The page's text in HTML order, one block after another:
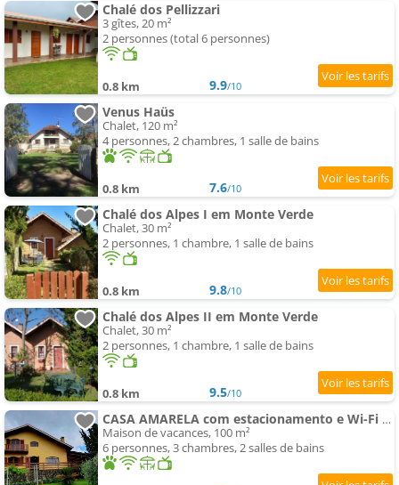
Chalé dos Pellizzari
3 gîtes, 20 m²
2 personnes (total 6 personnes)
0.8 km 9.9/10
Venus Haüs
Chalet, 120 m²
4 personnes, 2 chambres, 1 salle de bains
0.8 km 7.6/10
Chalé dos Alpes I em Monte Verde
Chalet, 30 m²
2 personnes, 1 chambre, 1 salle de bains
0.8 km 9.8/10
Chalé dos Alpes II em Monte Verde
Chalet, 30 m²
2 personnes, 1 chambre, 1 salle de bains
0.8 km 9.5/10
CASA AMARELA com estacionamento e Wi-Fi em Monte Verde MG
Maison de vacances, 100 m²
6 personnes, 3 chambres, 2 salles de bains